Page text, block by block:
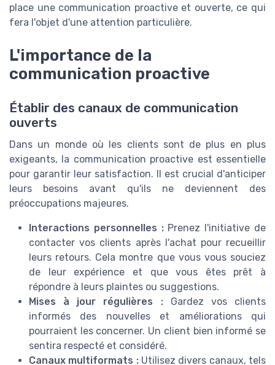
place une communication proactive et ouverte, ce qui
fera l'objet d'une attention particulière.
L'importance de la
communication proactive
Établir des canaux de communication
ouverts
Dans un monde où les clients sont de plus en plus
exigeants, la communication proactive est essentielle
pour garantir leur satisfaction. Il est crucial d'anticiper
leurs besoins avant qu'ils ne deviennent des
préoccupations majeures.
Interactions personnelles :Prenez l'initiative de
contacter vos clients après l'achat pour recueillir
leurs retours. Cela montre que vous vous souciez
de leur expérience et que vous êtes prêt à
répondre à leurs plaintes ou suggestions.
Mises à jour régulières :Gardez vos clients
informés des nouvelles et améliorations qui
pourraient les concerner. Un client bien informé se
sentira respecté et considéré.
Canaux multiformats :Utilisez divers canaux, tels